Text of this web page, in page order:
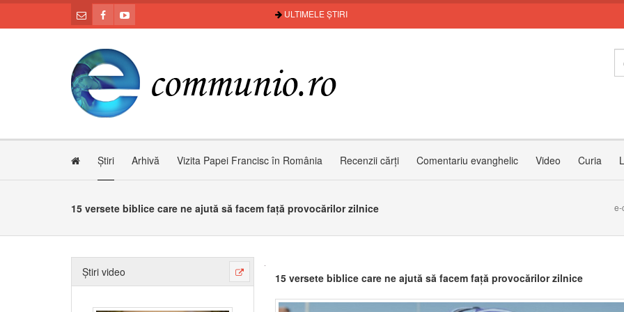
ULTIMELE ȘTIRI
Știri Arhivă Vizita Papei Francisc în România Recenzii cărți Comentariu evanghelic Video Curia
15 versete biblice care ne ajută să facem față provocărilor zilnice e-
Știri video 15 versete biblice care ne ajută să facem față provocărilor zilnice